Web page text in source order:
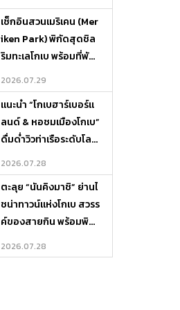
เช็กอินสวนเมริเคน (Mer
iken Park) พิกัดสุดชิล
ริมทะเลโกเบ พร้อมที่พัก
วรอบเกาะ
2026.07.29
แนะนำ “โกเบฮาร์เบอร์แ
ลนด์ & หอชมเมืองโกเบ”
ดื่มด่ำวิวท่าเรือระดับโลก
ยวรอบ ๆ
2026.07.28
ตะลุย “นันคิงมาชิ” ย่านไ
ชน่าทาวน์แห่งโกเบ สวรร
ค์ของสายกิน พร้อมพิกั
อง
2026.07.28